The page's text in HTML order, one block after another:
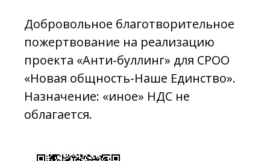
Добровольное благотворительное
пожертвование на реализацию
проекта «Анти-буллинг» для СРОО
«Новая общность-Наше Единство».
Назначение: «иное» НДС не
облагается.